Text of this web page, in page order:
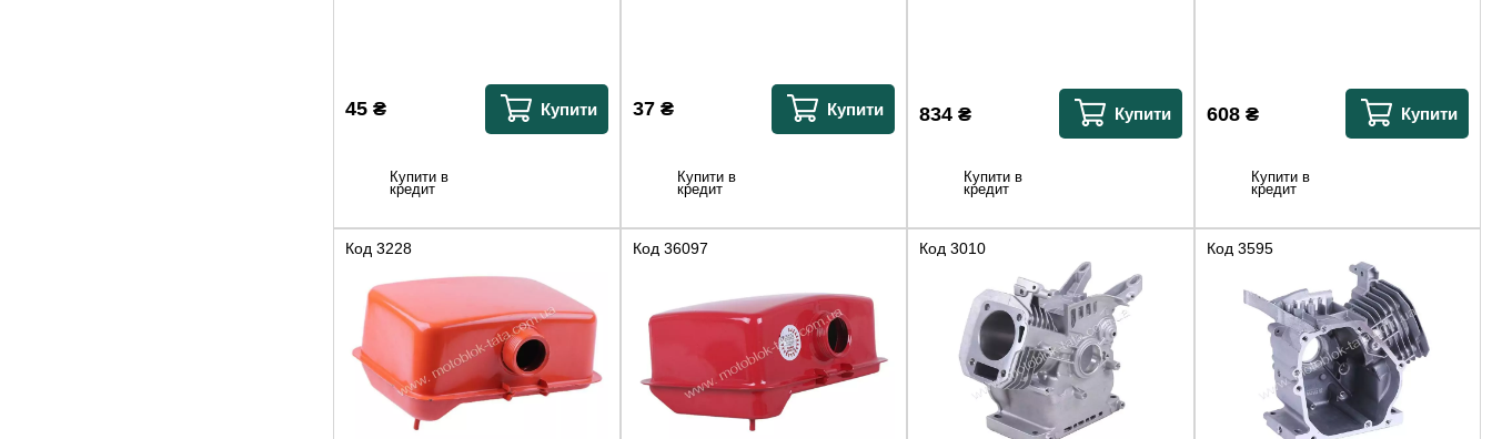
45 ₴ Купити
Купити в
кредит
37₴ Купити
Купити в
кредит
834 ₴ Купити
Купити в
кредит
608₴ Купити
Купити в
кредит
Код 3228 Код 36097 Код 3010 Код 3595